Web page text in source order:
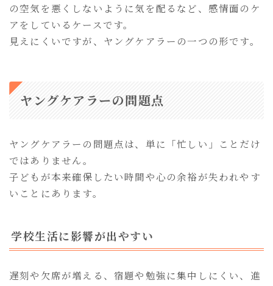
の空気を悪くしないように気を配るなど、感情面のケ
アをしているケースです。
見えにくいですが、ヤングケアラーの一つの形です。
ヤングケアラーの問題点
ヤングケアラーの問題点は、単に「忙しい」ことだけ
ではありません。
子どもが本来確保したい時間や心の余裕が失われやす
いことにあります。
学校生活に影響が出やすい
遅刻や欠席が増える、宿題や勉強に集中しにくい、進